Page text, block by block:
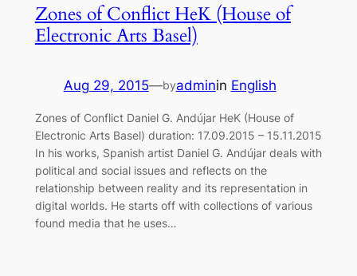
Zones of Conflict HeK (House of
Electronic Arts Basel)
Aug 29, 2015—byadminin English
Zones of Conflict Daniel G. Andújar HeK (House of
Electronic Arts Basel) duration: 17.09.2015 – 15.11.2015
In his works, Spanish artist Daniel G. Andújar deals with
political and social issues and reflects on the
relationship between reality and its representation in
digital worlds. He starts off with collections of various
found media that he uses…